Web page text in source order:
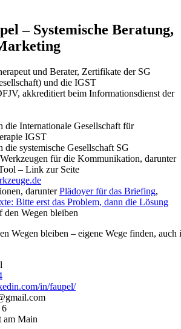
– Systemische Beratung,
und Berater, Zertifikate der SG
und die IGST
akkreditiert beim Informationsdienst der
die Internationale Gesellschaft für
IGST
die systemische Gesellschaft SG
für die Kommunikation, darunter
– Link zur Seite
darunterPlädoyer für das Briefing,
Bitte erst das Problem, dann die Lösung
Wegen bleiben – eigene Wege finden, auch
in/faupel/
6
am Main